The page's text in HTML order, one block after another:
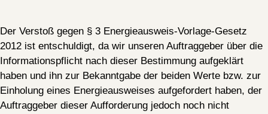
Der Verstoß gegen § 3 Energieausweis-Vorlage-Gesetz
2012 ist entschuldigt, da wir unseren Auftraggeber über die
Informationspflicht nach dieser Bestimmung aufgeklärt
haben und ihn zur Bekanntgabe der beiden Werte bzw. zur
Einholung eines Energieausweises aufgefordert haben, der
Auftraggeber dieser Aufforderung jedoch noch nicht